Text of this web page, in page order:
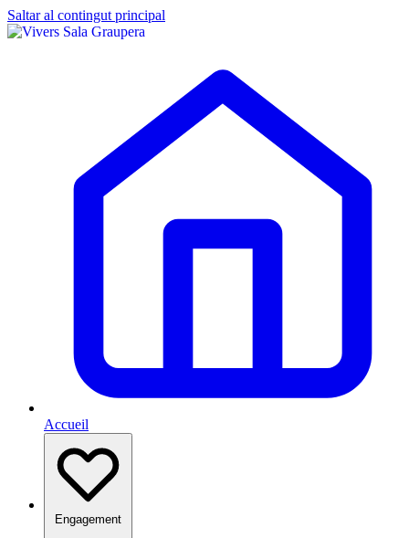
Saltar al contingut principal
Accueil
Engagement